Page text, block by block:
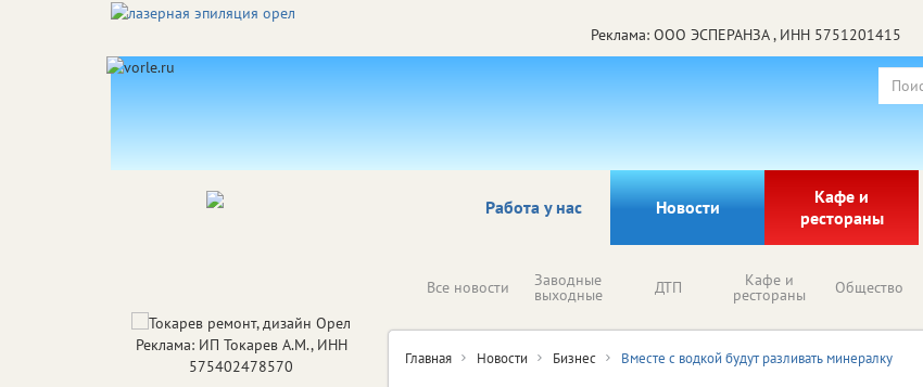
Реклама: ООО ЭСПЕРАНЗА , ИНН 5751201415
Работа у нас Новости
Кафе и
рестораны
Все новости Заводные
выходные ДТП Кафе и
рестораны Общество
Главная Новости Бизнес Вместе с водкой будут разливать минералку
Реклама: ИП Токарев А.М., ИНН
575402478570